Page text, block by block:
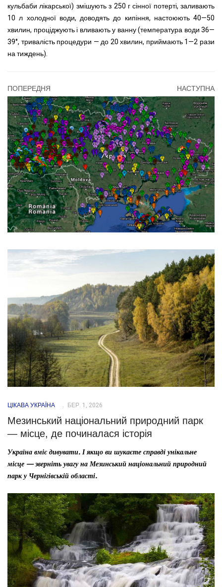
кульбаби лікарської) змішують з 250 г сінної потерті, заливають
10 л холодної води, доводять до кипіння, настоюють 40—50
хвилин, проціджують і вливають у ванну (температура води 36—
39°, тривалість процедури — до 20 хвилин, приймають 1—2 рази
на тиждень).
ПОПЕРЕДНЯ НАСТУПНА
ЦІКАВА УКРАЇНА БЕР. 1, 2026
Мезинський національний природний парк
— місце, де починалася історія
Україна вміє дивувати. І якщо ви шукаєте справді унікальне
місце — зверніть увагу на Мезинський національний природний
парк у Чернігівській області.